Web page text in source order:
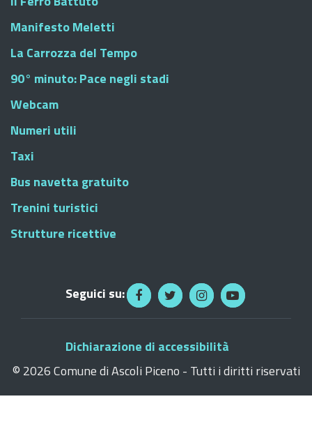
Manifesto Meletti
La Carrozza del Tempo
90° minuto: Pace negli stadi
Webcam
Numeri utili
Taxi
Bus navetta gratuito
Trenini turistici
Strutture ricettive
Seguici su:
Dichiarazione di accessibilità
© 2026 Comune di Ascoli Piceno - Tutti i diritti riservati